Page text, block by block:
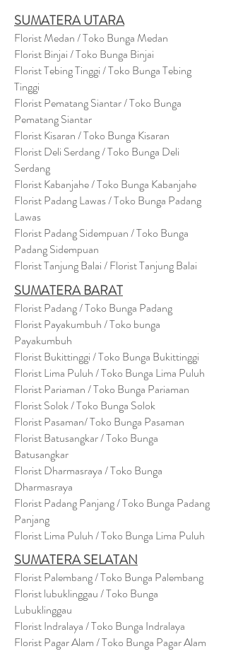
SUMATERA UTARA
Florist Medan / Toko Bunga Medan
Florist Binjai / Toko Bunga Binjai
Florist Tebing Tinggi / Toko Bunga Tebing
Tinggi
Florist Pematang Siantar / Toko Bunga
Pematang Siantar
Florist Kisaran / Toko Bunga Kisaran
Florist Deli Serdang / Toko Bunga Deli
Serdang
Florist Kabanjahe / Toko Bunga Kabanjahe
Florist Padang Lawas / Toko Bunga Padang
Lawas
Florist Padang Sidempuan / Toko Bunga
Padang Sidempuan
Florist Tanjung Balai / Florist Tanjung Balai
SUMATERA BARAT
Florist Padang / Toko Bunga Padang
Florist Payakumbuh / Toko bunga
Payakumbuh
Florist Bukittinggi / Toko Bunga Bukittinggi
Florist Lima Puluh / Toko Bunga Lima Puluh
Florist Pariaman / Toko Bunga Pariaman
Florist Solok / Toko Bunga Solok
Florist Pasaman/ Toko Bunga Pasaman
Florist Batusangkar / Toko Bunga
Batusangkar
Florist Dharmasraya / Toko Bunga
Dharmasraya
Florist Padang Panjang / Toko Bunga Padang
Panjang
Florist Lima Puluh / Toko Bunga Lima Puluh
SUMATERA SELATAN
Florist Palembang / Toko Bunga Palembang
Florist lubuklinggau / Toko Bunga
Lubuklinggau
Florist Indralaya / Toko Bunga Indralaya
Florist Pagar Alam / Toko Bunga Pagar Alam